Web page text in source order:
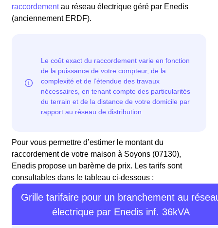
raccordementau réseau électrique géré par Enedis
(anciennement ERDF).
Pour vous permettre d’estimer le montant du
raccordement de votre maison à Soyons (07130),
Enedis propose un barème de prix. Les tarifs sont
consultables dans le tableau ci-dessous :
Grille tarifaire pour un branchement au
électrique par Enedis inf. 36kVA